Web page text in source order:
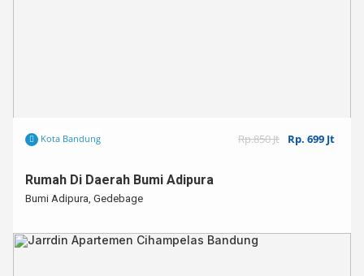
Kota Bandung Rp.850 Jt Rp. 699 Jt
Rumah Di Daerah Bumi Adipura
Bumi Adipura, Gedebage